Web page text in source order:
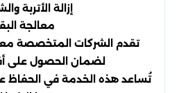
إزالة الأتربة
معالجة
تقدم الشركات المتخصصة
لضمان الحصول على
تُساعد هذه الخدمة في الحفاظ